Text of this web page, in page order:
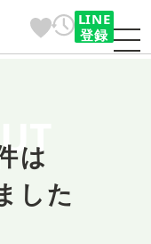
LINE
登録
は
した